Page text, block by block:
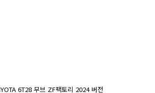
6T28 무브 ZF팩토리 2024 버전